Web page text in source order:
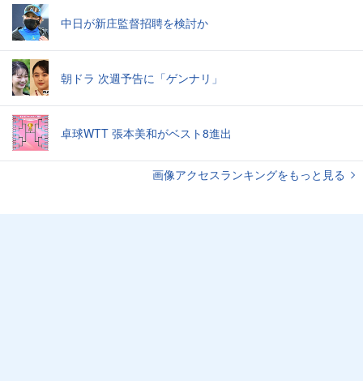
中日が新庄監督招聘を検討か
朝ドラ 次週予告に「ゲンナリ」
卓球WTT 張本美和がベスト8進出
画像アクセスランキングをもっと見る